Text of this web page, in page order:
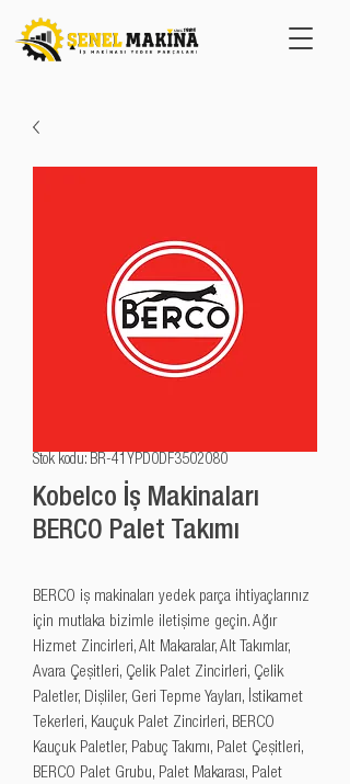
Stok kodu: BR-41YPD0DF3502080
Kobelco İş Makinaları
BERCO Palet Takımı
BERCO iş makinaları yedek parça ihtiyaçlarınız
için mutlaka bizimle iletişime geçin. Ağır
Hizmet Zincirleri, Alt Makaralar, Alt Takımlar,
Avara Çeşitleri, Çelik Palet Zincirleri, Çelik
Paletler, Dişliler, Geri Tepme Yayları, İstikamet
Tekerleri, Kauçuk Palet Zincirleri, BERCO
Kauçuk Paletler, Pabuç Takımı, Palet Çeşitleri,
BERCO Palet Grubu, Palet Makarası, Palet